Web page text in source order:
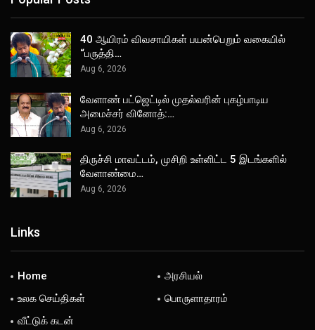
40 ஆயிரம் விவசாயிகள் பயன்பெறும் வகையில்
“பருத்தி…
Aug 6, 2026
வேளாண் பட்ஜெட்டில் முதல்வரின் புகழ்பாடிய
அமைச்சர் வினோத்:…
Aug 6, 2026
திருச்சி மாவட்டம், முசிறி உள்ளிட்ட 5 இடங்களில்
வேளாண்மை…
Aug 6, 2026
Links
Home
அரசியல்
உலக செய்திகள்
பொருளாதாரம்
வீட்டுக் கடன்